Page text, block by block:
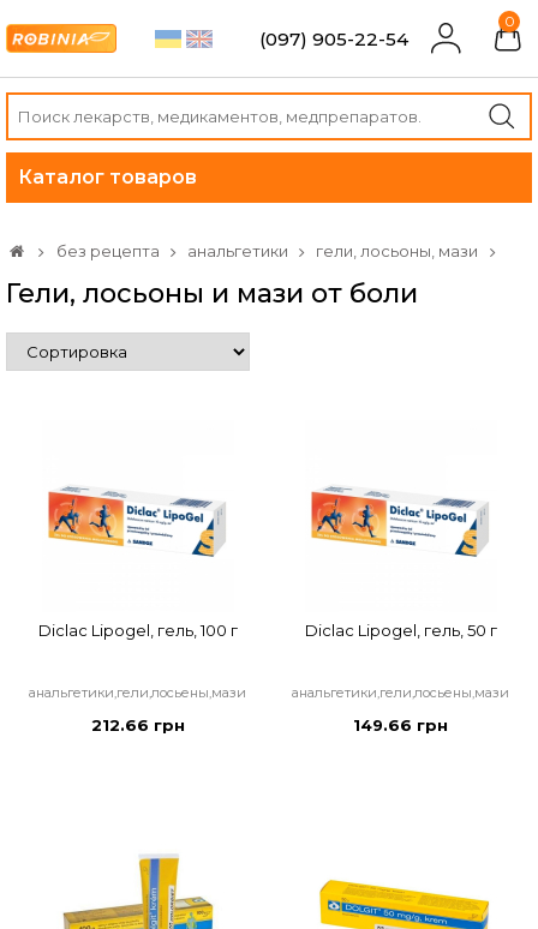
(097) 905-22-54
0
Каталог товаров
без рецепта анальгетики гели, лосьоны, мази
Гели, лосьоны и мази от боли
Diclac Lipogel, гель, 100 г
анальгетики,гели,лосьены,мази
212.66 грн
Diclac Lipogel, гель, 50 г
анальгетики,гели,лосьены,мази
149.66 грн